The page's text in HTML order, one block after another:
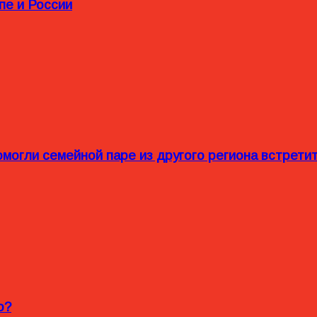
и России
семейной паре из другого региона